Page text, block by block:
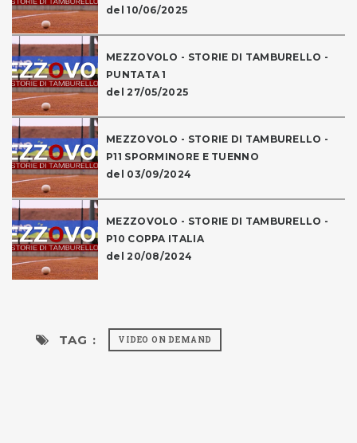
del 10/06/2025
MEZZOVOLO - STORIE DI TAMBURELLO -
PUNTATA 1
del 27/05/2025
MEZZOVOLO - STORIE DI TAMBURELLO -
P11 SPORMINORE E TUENNO
del 03/09/2024
MEZZOVOLO - STORIE DI TAMBURELLO -
P10 COPPA ITALIA
del 20/08/2024
TAG : VIDEO ON DEMAND